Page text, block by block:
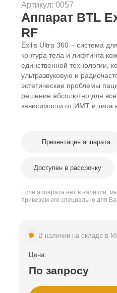
Артикул: 0057
Аппарат BTL
RF
Exilis Ultra 360 – система
контура тела и лифтинга
единственной технологии,
ультразвуковую и
эстетические проблемы
решение абсолютно для
зависимости от ИМТ и типа
Если аппарата нет в наличии, мы
привезем его специально для
Доступен в рассрочку
Презентация аппарата
В наличии на складе в
Цена:
По запросу